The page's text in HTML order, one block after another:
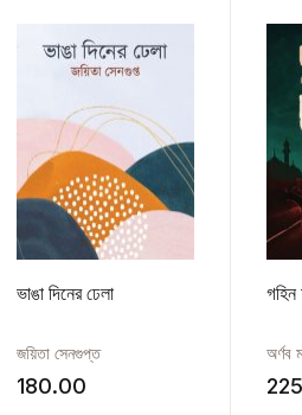
ভাঙা দিনের ঢেলা
জয়িতা সেনগুপ্ত
180.00
অর্ণব